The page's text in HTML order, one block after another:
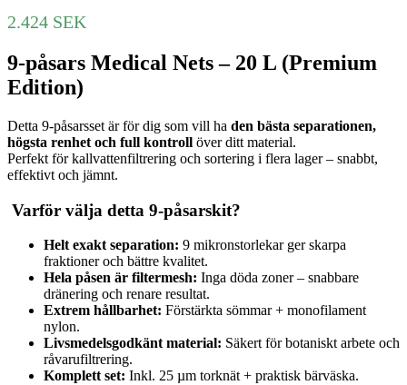
2.424 SEK
9-påsars Medical Nets – 20 L (Premium
Edition)
Detta 9-påsarsset är för dig som vill ha den bästa separationen,
högsta renhet och full kontroll över ditt material.
Perfekt för kallvattenfiltrering och sortering i flera lager – snabbt,
effektivt och jämnt.
Varför välja detta 9-påsarskit?
Helt exakt separation: 9 mikronstorlekar ger skarpa
fraktioner och bättre kvalitet.
Hela påsen är filtermesh: Inga döda zoner – snabbare
dränering och renare resultat.
Extrem hållbarhet: Förstärkta sömmar + monofilament
nylon.
Livsmedelsgodkänt material: Säkert för botaniskt arbete och
råvarufiltrering.
Komplett set: Inkl. 25 µm torknät + praktisk bärväska.